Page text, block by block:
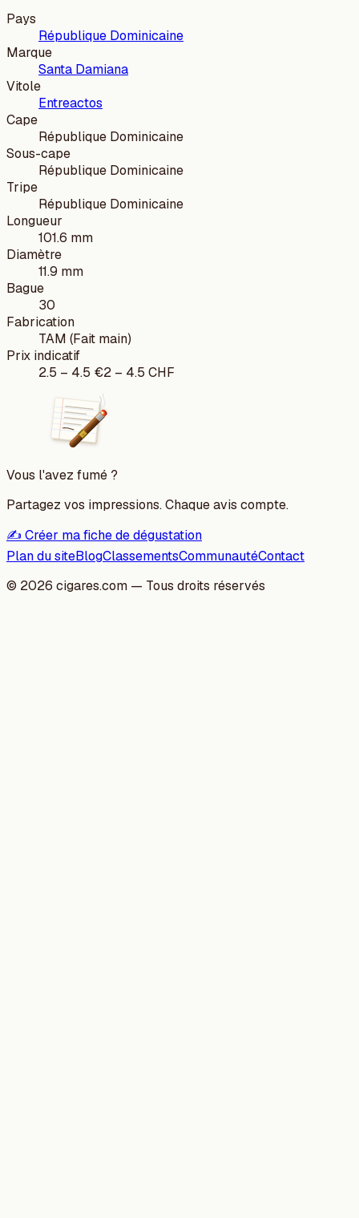
Pays
République Dominicaine
Marque
Santa Damiana
Vitole
Entreactos
Cape
République Dominicaine
Sous-cape
République Dominicaine
Tripe
République Dominicaine
Longueur
101.6 mm
Diamètre
11.9 mm
Bague
30
Fabrication
TAM (Fait main)
Prix indicatif
2.5 – 4.5 €2 – 4.5 CHF
Vous l'avez fumé ?
Partagez vos impressions. Chaque avis compte.
✍️ Créer ma fiche de dégustation
Plan du siteBlogClassementsCommunautéContact
© 2026 cigares.com — Tous droits réservés